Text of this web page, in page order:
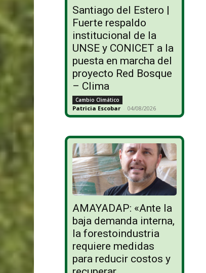
Santiago del Estero |
Fuerte respaldo
institucional de la
UNSE y CONICET a la
puesta en marcha del
proyecto Red Bosque
– Clima
Cambio Climático
Patricia Escobar - 04/08/2026
AMAYADAP: «Ante la
baja demanda interna,
la forestoindustria
requiere medidas
para reducir costos y